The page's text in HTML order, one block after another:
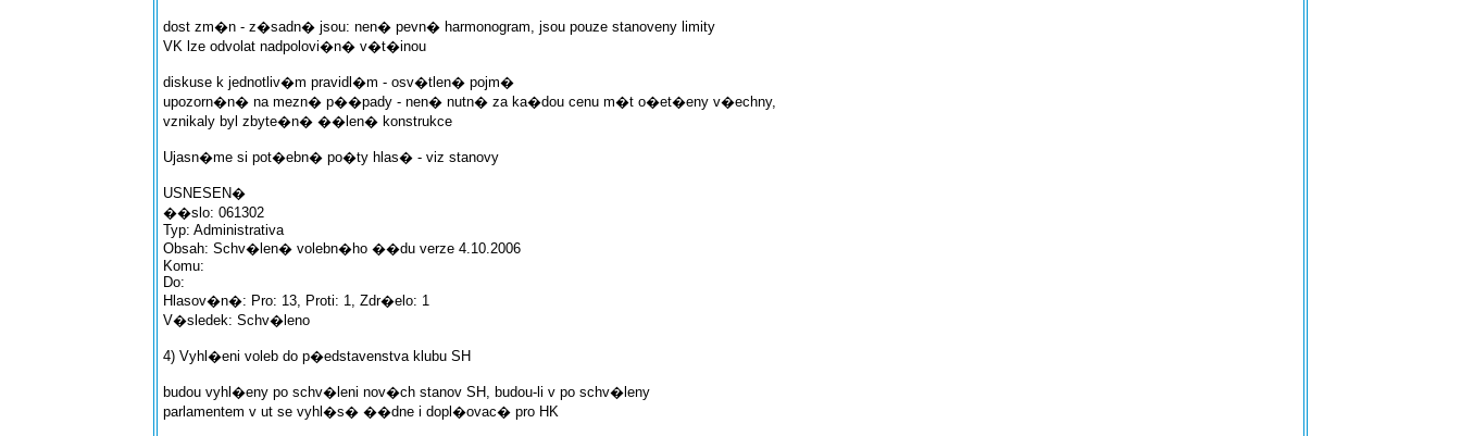
dost zm�n - z�sadn� jsou: nen� pevn� harmonogram, jsou pouze stanoveny limity
VK lze odvolat nadpolovi�n� v�t�inou
diskuse k jednotliv�m pravidl�m - osv�tlen� pojm�
upozorn�n� na mezn� p��pady - nen� nutn� za ka�dou cenu m�t o�et�eny v�echny,
vznikaly byl zbyte�n� ��len� konstrukce
Ujasn�me si pot�ebn� po�ty hlas� - viz stanovy
USNESEN�
��slo: 061302
Typ: Administrativa
Obsah: Schv�len� volebn�ho ��du verze 4.10.2006
Komu:
Do:
Hlasov�n�: Pro: 13, Proti: 1, Zdr�elo: 1
V�sledek: Schv�leno
4) Vyhl�eni voleb do p�edstavenstva klubu SH
budou vyhl�eny po schv�leni nov�ch stanov SH, budou-li v po schv�leny
parlamentem v ut se vyhl�s� ��dne i dopl�ovac� pro HK